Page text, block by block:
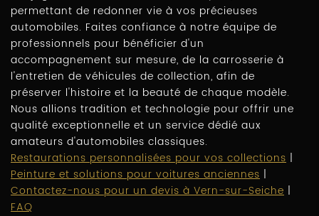
permettant de redonner vie à vos précieuses
automobiles. Faites confiance à notre équipe de
professionnels pour bénéficier d'un
accompagnement sur mesure, de la carrosserie à
l'entretien de véhicules de collection, afin de
préserver l'histoire et la beauté de chaque modèle.
Nous allions tradition et technologie pour offrir une
qualité exceptionnelle et un service dédié aux
amateurs d'automobiles classiques.
Restaurations personnalisées pour vos collections |
Peinture et solutions pour voitures anciennes |
Contactez-nous pour un devis à Vern-sur-Seiche |
FAQ